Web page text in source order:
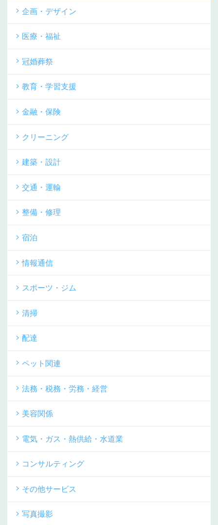
企画・デザイン
医療・福祉
冠婚葬祭
教育・学習支援
金融・保険
クリーニング
建築・設計
交通・運輸
整備・修理
宿泊
情報通信
スポーツ・ジム
清掃
配達
ペット関連
法務・税務・労務・経営
美容関係
電気・ガス・熱供給・水道業
コンサルティング
その他サービス
写真撮影